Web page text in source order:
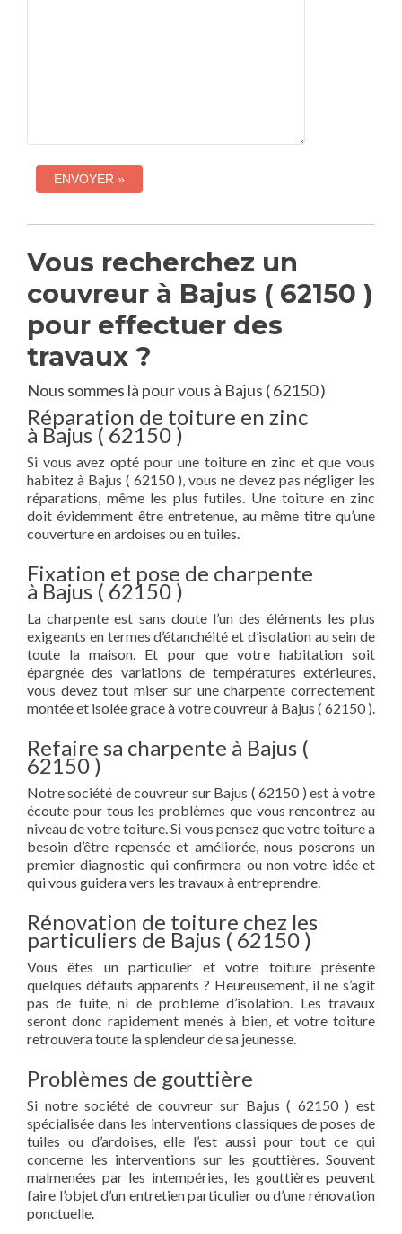
Vous recherchez un
couvreur à Bajus ( 62150 )
pour effectuer des
travaux ?
Nous sommes là pour vous à Bajus ( 62150 )
Réparation de toiture en zinc
à Bajus ( 62150 )
Si vous avez opté pour une toiture en zinc et que vous
habitez à Bajus ( 62150 ), vous ne devez pas négliger les
réparations, même les plus futiles. Une toiture en zinc
doit évidemment être entretenue, au même titre qu’une
couverture en ardoises ou en tuiles.
Fixation et pose de charpente
à Bajus ( 62150 )
La charpente est sans doute l’un des éléments les plus
exigeants en termes d’étanchéité et d’isolation au sein de
toute la maison. Et pour que votre habitation soit
épargnée des variations de températures extérieures,
vous devez tout miser sur une charpente correctement
montée et isolée grace à votre couvreur à Bajus ( 62150 ).
Refaire sa charpente à Bajus (
62150 )
Notre société de couvreur sur Bajus ( 62150 ) est à votre
écoute pour tous les problèmes que vous rencontrez au
niveau de votre toiture. Si vous pensez que votre toiture a
besoin d’être repensée et améliorée, nous poserons un
premier diagnostic qui confirmera ou non votre idée et
qui vous guidera vers les travaux à entreprendre.
Rénovation de toiture chez les
particuliers de Bajus ( 62150 )
Vous êtes un particulier et votre toiture présente
quelques défauts apparents ? Heureusement, il ne s’agit
pas de fuite, ni de problème d’isolation. Les travaux
seront donc rapidement menés à bien, et votre toiture
retrouvera toute la splendeur de sa jeunesse.
Problèmes de gouttière
Si notre société de couvreur sur Bajus ( 62150 ) est
spécialisée dans les interventions classiques de poses de
tuiles ou d’ardoises, elle l’est aussi pour tout ce qui
concerne les interventions sur les gouttières. Souvent
malmenées par les intempéries, les gouttières peuvent
faire l’objet d’un entretien particulier ou d’une rénovation
ponctuelle.